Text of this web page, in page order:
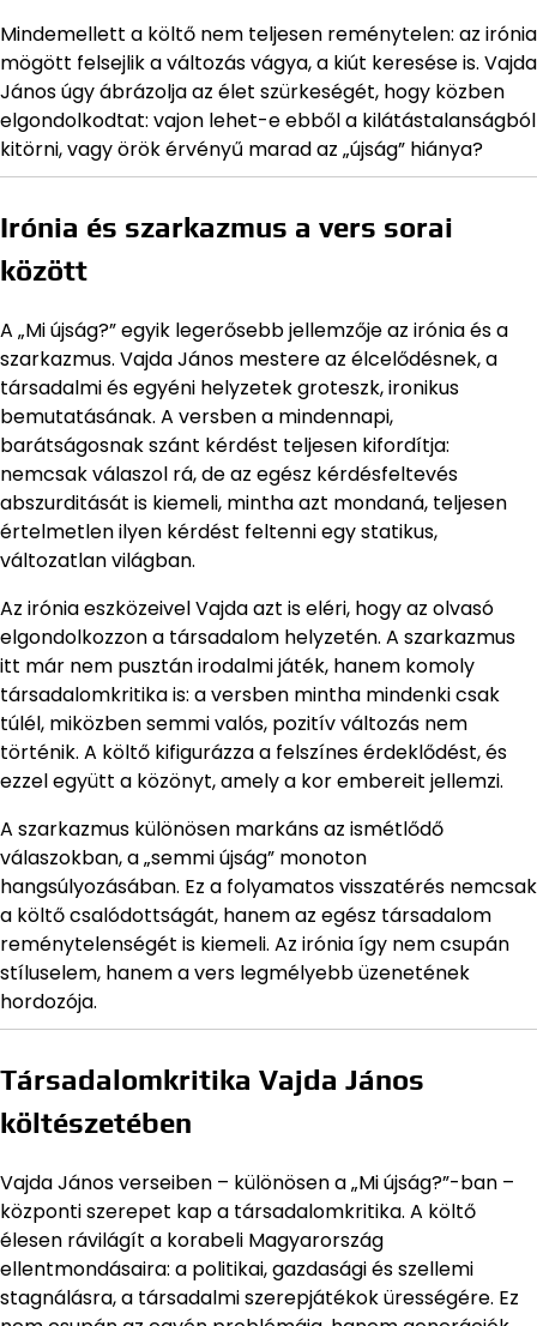
Mindemellett a költő nem teljesen reménytelen: az irónia
mögött felsejlik a változás vágya, a kiút keresése is. Vajda
János úgy ábrázolja az élet szürkeségét, hogy közben
elgondolkodtat: vajon lehet-e ebből a kilátástalanságból
kitörni, vagy örök érvényű marad az „újság” hiánya?
Irónia és szarkazmus a vers sorai
között
A „Mi újság?” egyik legerősebb jellemzője az irónia és a
szarkazmus. Vajda János mestere az élcelődésnek, a
társadalmi és egyéni helyzetek groteszk, ironikus
bemutatásának. A versben a mindennapi,
barátságosnak szánt kérdést teljesen kifordítja:
nemcsak válaszol rá, de az egész kérdésfeltevés
abszurditását is kiemeli, mintha azt mondaná, teljesen
értelmetlen ilyen kérdést feltenni egy statikus,
változatlan világban.
Az irónia eszközeivel Vajda azt is eléri, hogy az olvasó
elgondolkozzon a társadalom helyzetén. A szarkazmus
itt már nem pusztán irodalmi játék, hanem komoly
társadalomkritika is: a versben mintha mindenki csak
túlél, miközben semmi valós, pozitív változás nem
történik. A költő kifigurázza a felszínes érdeklődést, és
ezzel együtt a közönyt, amely a kor embereit jellemzi.
A szarkazmus különösen markáns az ismétlődő
válaszokban, a „semmi újság” monoton
hangsúlyozásában. Ez a folyamatos visszatérés nemcsak
a költő csalódottságát, hanem az egész társadalom
reménytelenségét is kiemeli. Az irónia így nem csupán
stíluselem, hanem a vers legmélyebb üzenetének
hordozója.
Társadalomkritika Vajda János
költészetében
Vajda János verseiben – különösen a „Mi újság?”-ban –
központi szerepet kap a társadalomkritika. A költő
élesen rávilágít a korabeli Magyarország
ellentmondásaira: a politikai, gazdasági és szellemi
stagnálásra, a társadalmi szerepjátékok ürességére. Ez